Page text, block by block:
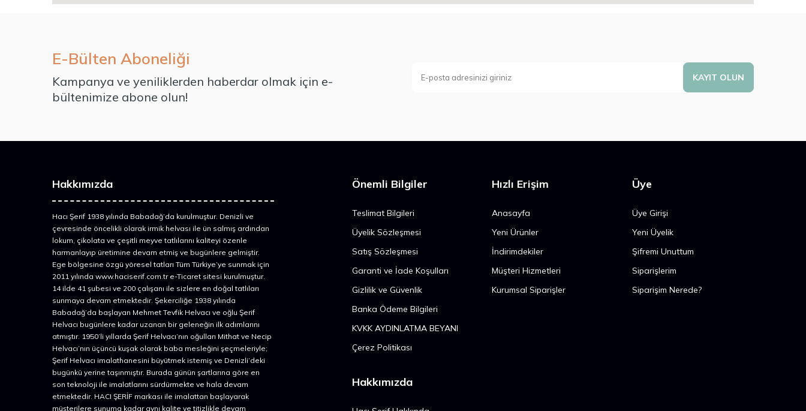
E-Bülten Aboneliği
Kampanya ve yeniliklerden haberdar olmak için e-
bültenimize abone olun!
KAYIT OLUN
Hakkımızda
Hacı Şerif 1938 yılında Babadağ’da kurulmuştur. Denizli ve
çevresinde öncelikli olarak irmik helvası ile ün salmış ardından
lokum, çikolata ve çeşitli meyve tatlılarını kaliteyi özenle
harmanlayıp üretimine devam etmiş ve bugünlere gelmiştir.
Ege bölgesine özgü yöresel tatları Tüm Türkiye’ye sunmak için
2011 yılında www.haciserif.com.tr e-Ticaret sitesi kurulmuştur.
14 ilde 41 şubesi ve 200 çalışanı ile sizlere en doğal tatlıları
sunmaya devam etmektedir. Şekerciliğe 1938 yılında
Babadağ’da başlayan Mehmet Tevfik Helvacı ve oğlu Şerif
Helvacı bugünlere kadar uzanan bir geleneğin ilk adımlarını
atmıştır. 1950’li yıllarda Şerif Helvacı’nın oğulları Mithat ve Necip
Helvacı’nın üçüncü kuşak olarak baba mesleğini şeçmeleriyle;
Şerif Helvacı imalathanesini büyütmek istemiş ve Denizli’deki
bugünkü yerine taşınmıştır. Burada günün şartlarına göre en
son teknoloji ile imalatlarını sürdürmekte ve hala devam
etmektedir. HACI ŞERİF markası ile imalattan başlayarak
müşterilere sunuma kadar aynı kalite ve titizlikle devam
Önemli Bilgiler
Teslimat Bilgileri
Üyelik Sözleşmesi
Satış Sözleşmesi
Garanti ve İade Koşulları
Gizlilik ve Güvenlik
Banka Ödeme Bilgileri
KVKK AYDINLATMA BEYANI
Çerez Politikası
Hızlı Erişim
Anasayfa
Yeni Ürünler
İndirimdekiler
Müşteri Hizmetleri
Kurumsal Siparişler
Üye
Üye Girişi
Yeni Üyelik
Şifremi Unuttum
Siparişlerim
Siparişim Nerede?
Hakkımızda